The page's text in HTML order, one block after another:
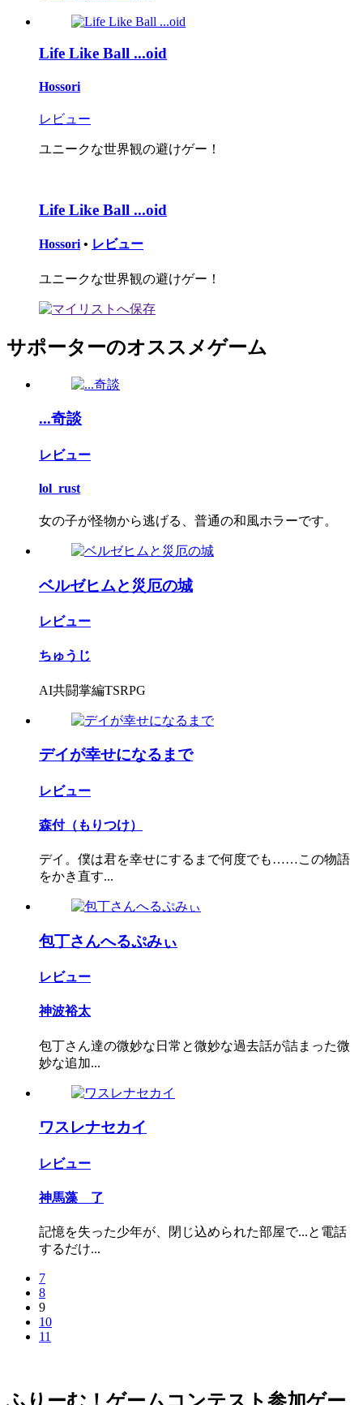
Life Like Ball ...oid
Hossori
レビュー
ユニークな世界観の避けゲー！
Life Like Ball ...oid
Hossori • レビュー
ユニークな世界観の避けゲー！
サポーターのオススメゲーム
...奇談
レビュー
lol_rust
女の子が怪物から逃げる、普通の和風ホラーです。
ベルゼヒムと災厄の城
レビュー
ちゅうじ
AI共闘掌編TSRPG
デイが幸せになるまで
レビュー
森付（もりつけ）
デイ。僕は君を幸せにするまで何度でも……この物語
をかき直す...
包丁さんへるぷみぃ
レビュー
神波裕太
包丁さん達の微妙な日常と微妙な過去話が詰まった微
妙な追加...
ワスレナセカイ
レビュー
神馬藻 了
記憶を失った少年が、閉じ込められた部屋で...と電話
するだけ...
7
8
9
10
11